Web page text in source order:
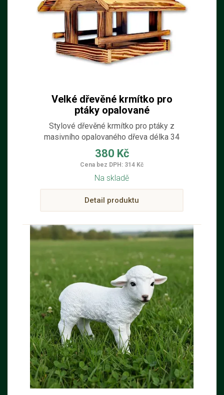
Velké dřevěné krmítko pro
ptáky opalované
Stylové dřevěné krmítko pro ptáky z
masivního opalovaného dřeva délka 34
cm; šířka 28 cm; výška 26 cm
380 Kč
Cena bez DPH: 314 Kč
Na skladě
Detail produktu